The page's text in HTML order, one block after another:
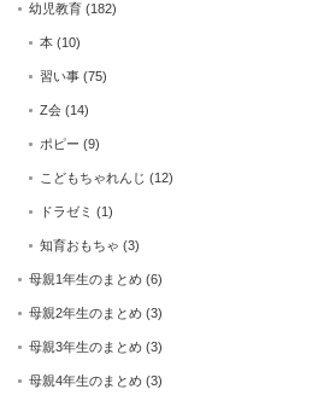
幼児教育 (182)
本 (10)
習い事 (75)
Z会 (14)
ポピー (9)
こどもちゃれんじ (12)
ドラゼミ (1)
知育おもちゃ (3)
母親1年生のまとめ (6)
母親2年生のまとめ (3)
母親3年生のまとめ (3)
母親4年生のまとめ (3)